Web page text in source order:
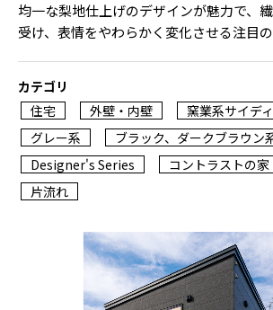
均一な梨地仕上げのデザインが魅力で、
受け、表情をやわらかく変化させる注目の
カテゴリ
住宅
外壁・内壁
窯業系サイデ
グレー系
ブラック、ダークブラウン
Designer's Series
コントラストの家
片流れ